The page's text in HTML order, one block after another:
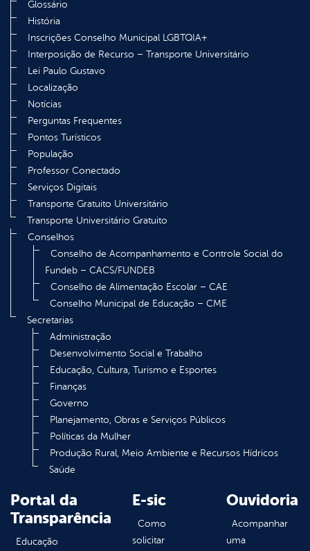
Glossário
História
Inscrições Conselho Municipal LGBTQIA+
Interposição de Recurso – Transporte Universitário
Lei Paulo Gustavo
Localização
Notícias
Perguntas Frequentes
Pontos Turísticos
População
Professor Conectado
Serviços Digitais
Transporte Gratuito Universitário
Transporte Universitário Gratuito
Conselhos
Conselho de Acompanhamento e Controle Social do
Fundeb – CACS/FUNDEB
Conselho de Alimentação Escolar – CAE
Conselho Municipal de Educação – CME
Secretarias
Administração
Desenvolvimento Social e Trabalho
Educação, Cultura, Turismo e Esportes
Finanças
Governo
Planejamento, Obras e Serviços Públicos
Políticas da Mulher
Produção Rural, Meio Ambiente e Recursos Hídricos
Saúde
Portal da
Transparência
Educação
E-sic
Como
solicitar
Ouvidoria
Acompanhar
uma